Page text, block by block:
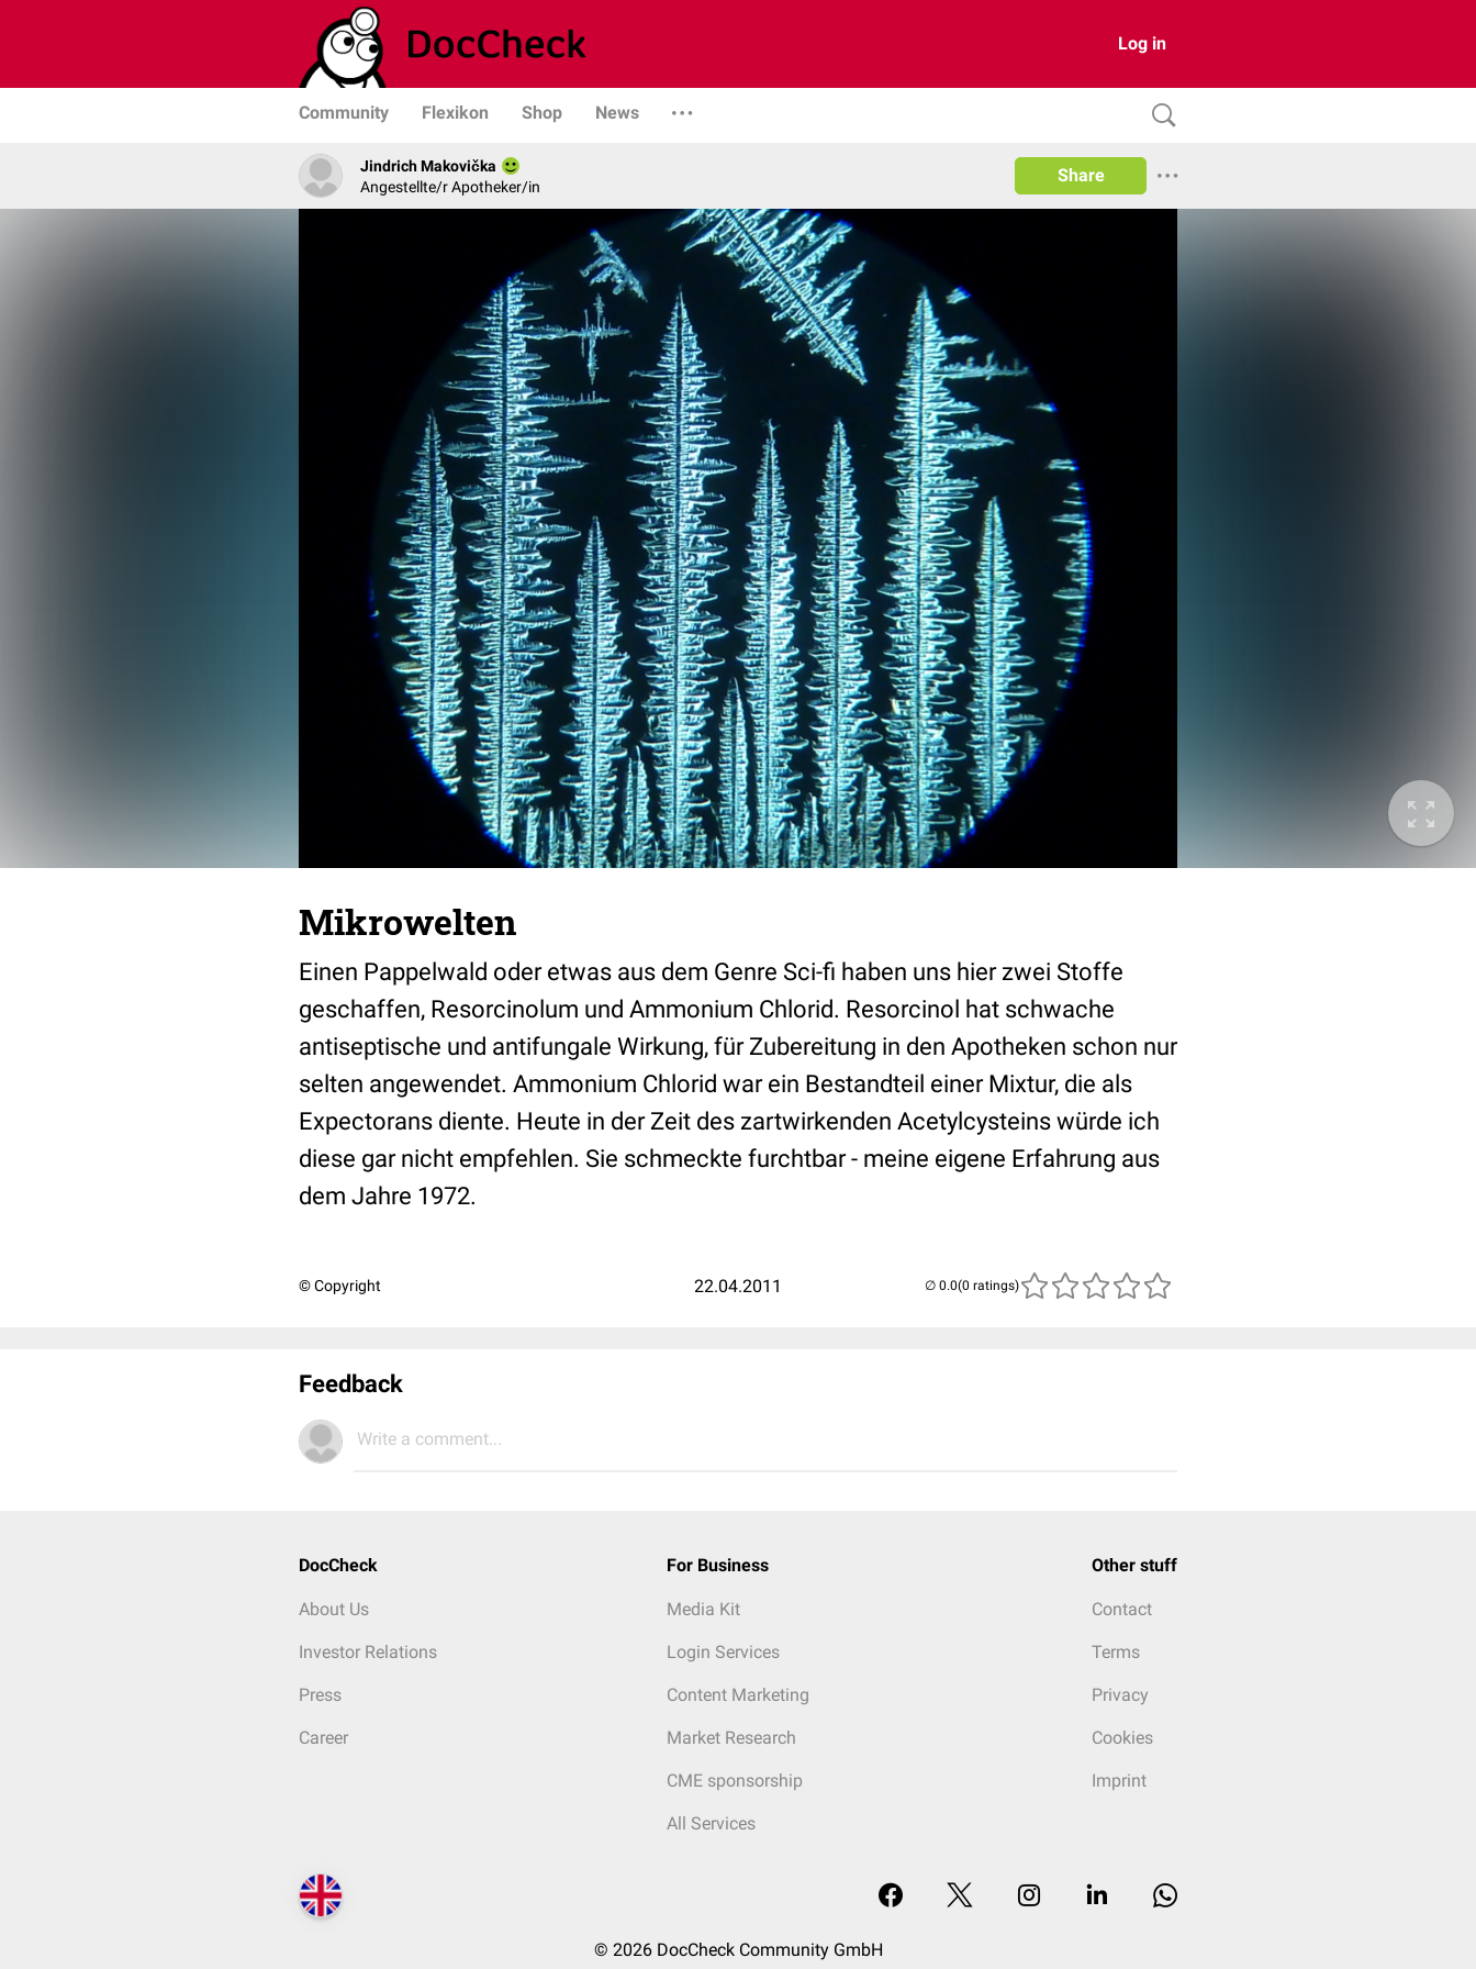
Log in
Community Flexikon Shop News
Jindrich Makovička
Angestellte/r Apotheker/in
Share
Mikrowelten
Einen Pappelwald oder etwas aus dem Genre Sci-fi haben uns hier zwei Stoffe
geschaffen, Resorcinolum und Ammonium Chlorid. Resorcinol hat schwache
antiseptische und antifungale Wirkung, für Zubereitung in den Apotheken schon nur
selten angewendet. Ammonium Chlorid war ein Bestandteil einer Mixtur, die als
Expectorans diente. Heute in der Zeit des zartwirkenden Acetylcysteins würde ich
diese gar nicht empfehlen. Sie schmeckte furchtbar - meine eigene Erfahrung aus
dem Jahre 1972.
© Copyright 22.04.2011 (0 ratings)
Feedback
Write a comment...
DocCheck
About Us
Investor Relations
Press
Career
For Business
Media Kit
Login Services
Content Marketing
Market Research
CME sponsorship
All Services
Other stuff
Contact
Terms
Privacy
Cookies
Imprint
© 2026 DocCheck Community GmbH